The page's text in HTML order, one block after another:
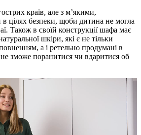
країв, але з м’якими,
цілях безпеки, щоби дитина не могла
Також в своїй конструкції шафа має
шкіри, які є не тільки
а і ретельно продумані в
зможе поранитися чи вдаритися об